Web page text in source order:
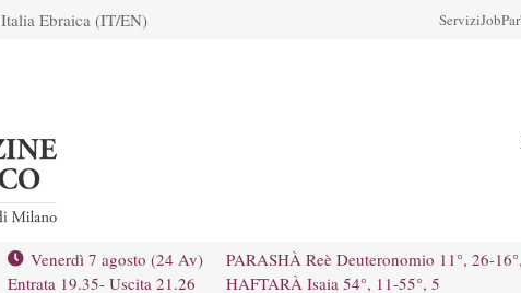
Italia Ebraica (IT/EN) ServiziJob
Venerdì 7 agosto (24 Av)
Entrata 19.35- Uscita 21.26
PARASHÀ Reè Deuteronomio 11°, 26-
HAFTARÀ Isaia 54°, 11-55°, 5